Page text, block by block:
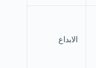
الابداع